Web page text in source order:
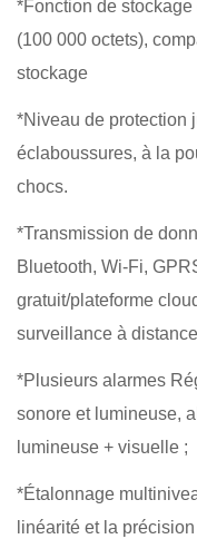
*Fonction de
(100 000 octets),
stockage
*Niveau de protection
éclaboussures, à la
chocs.
*Transmission de
Bluetooth, Wi-Fi,
gratuit/plateforme
surveillance à
*Plusieurs alarmes
sonore et lumineuse,
lumineuse + visuelle ;
*Étalonnage
linéarité et la